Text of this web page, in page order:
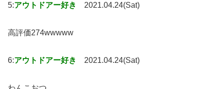
5:アウトドアー好き 2021.04.24(Sat)
高評価274wwwww
6:アウトドアー好き 2021.04.24(Sat)